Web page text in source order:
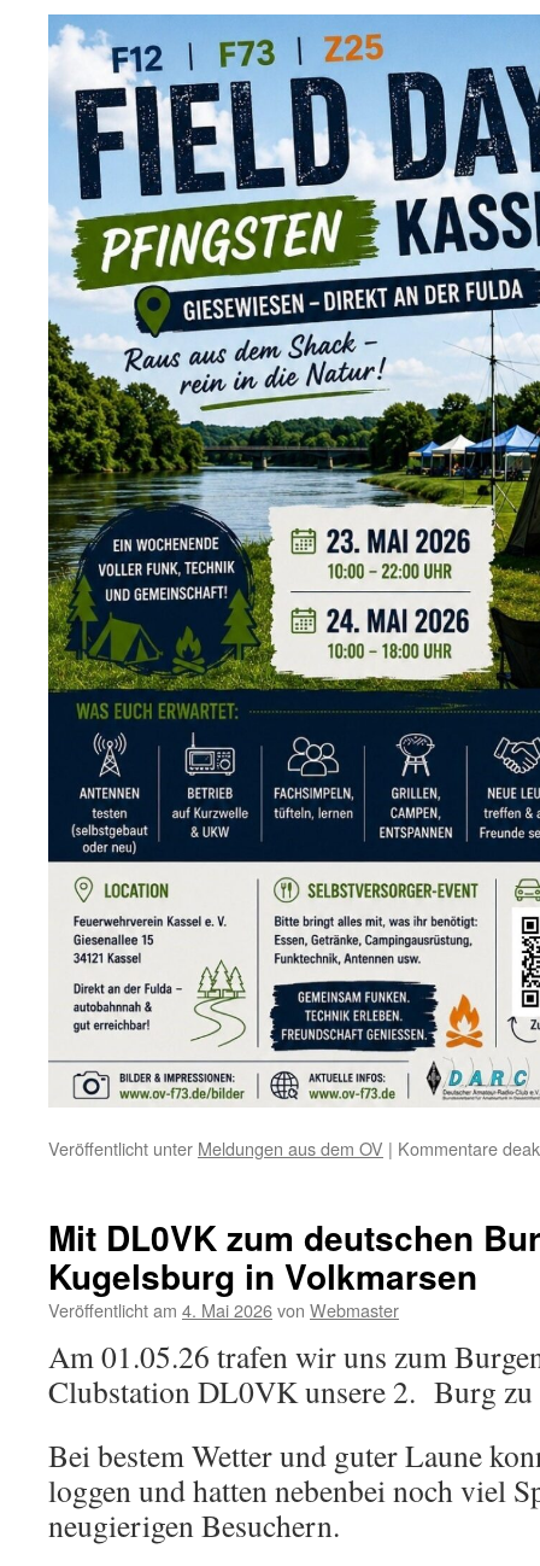
Veröffentlicht unter Meldungen aus dem OV | Kommentare
Mit DL0VK zum deutschen
Kugelsburg in Volkmarsen
Veröffentlicht am 4. Mai 2026von Webmaster
Am 01.05.26 trafen wir uns zum
Clubstation DL0VK unsere 2. Burg
Bei bestem Wetter und guter Laune
loggen und hatten nebenbei noch viel
neugierigen Besuchern.